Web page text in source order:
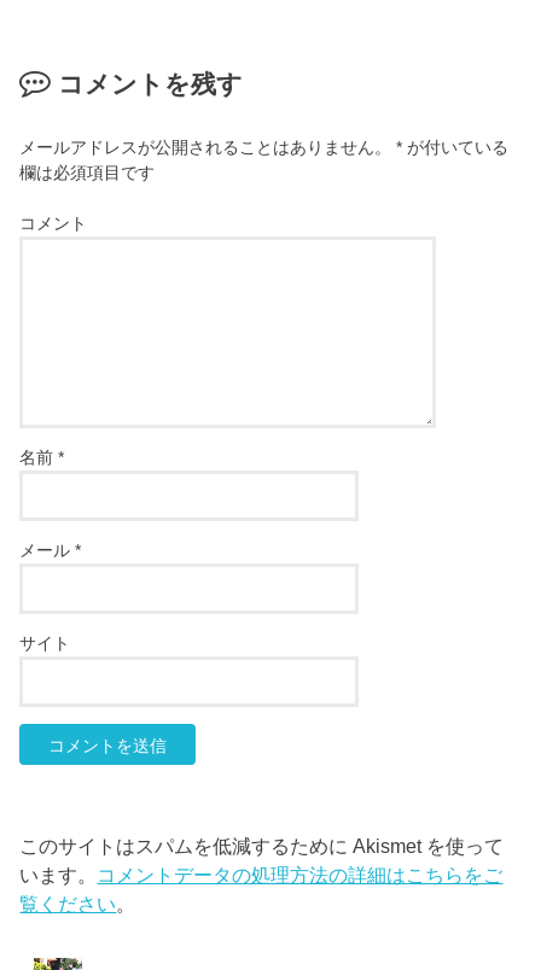
コメントを残す
メールアドレスが公開されることはありません。 * が付いている
欄は必須項目です
コメント
名前*
メール*
サイト
このサイトはスパムを低減するために Akismet を使って
います。 コメントデータの処理方法の詳細はこちらをご
覧ください。